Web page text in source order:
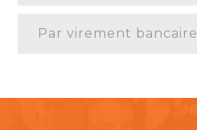
Par virement bancaire